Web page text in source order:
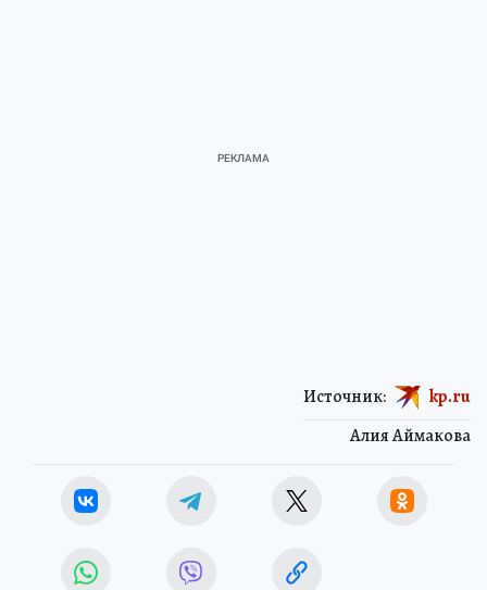
Алия Аймакова
Источник: kp.ru